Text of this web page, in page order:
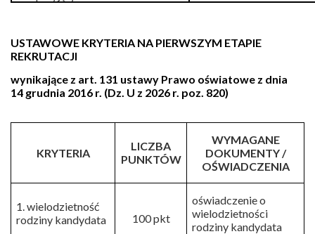
USTAWOWE KRYTERIA NA PIERWSZYM ETAPIE
REKRUTACJI
wynikające z art. 131 ustawy Prawo oświatowe z dnia
14 grudnia 2016 r. (Dz. U z 2026 r. poz. 820)
KRYTERIA
LICZBA
PUNKTÓW
WYMAGANE
DOKUMENTY /
OŚWIADCZENIA
1. wielodzietność
rodziny kandydata
100 pkt
oświadczenie o
wielodzietności
rodziny kandydata